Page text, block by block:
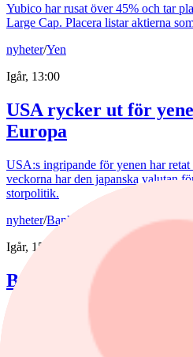
Yubico har rusat över 45% och tar
Large Cap. Placera listar aktierna
nyheter/Yen
Igår, 13:00
USA rycker ut för
Europa
USA:s ingripande för yenen har
veckorna har den japanska valutan
storpolitik.
nyheter/Banker
Igår, 15:32
Bankerna med lägst